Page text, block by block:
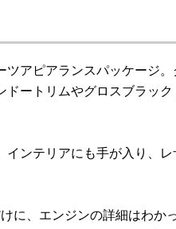
アピアランスパッケージ
ートリムやグロスブラッ
ンテリアにも手が入り、
に、エンジンの詳細はわか